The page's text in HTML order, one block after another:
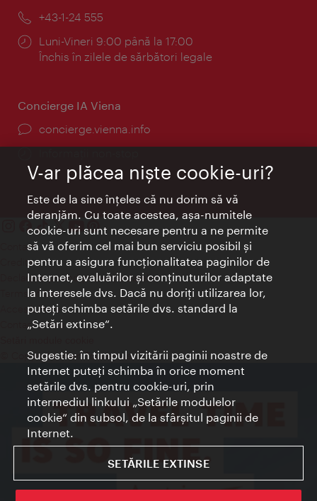
Telefon:
+43-1-24 555
Program:
Luni-Vineri 9:00 până la 17:00
Închis în zilele de sărbători legale
Concierge IA Viena
concierge.vienna.info
Contact
Credits
Declaraţie privind protecţia datelor
Terms of Use
Accesibilitate
Contact presa
© Copyright Wien Tourismus
V-ar plăcea nişte cookie-uri?
Este de la sine înţeles că nu dorim să vă
deranjăm. Cu toate acestea, aşa-numitele
cookie-uri sunt necesare pentru a ne permite
să vă oferim cel mai bun serviciu posibil şi
pentru a asigura funcţionalitatea paginilor de
Internet, evaluărilor şi conţinuturilor adaptate
la interesele dvs. Dacă nu doriţi utilizarea lor,
puteţi schimba setările dvs. standard la
„Setări extinse“.
Sugestie: în timpul vizitării paginii noastre de
Internet puteţi schimba în orice moment
setările dvs. pentru cookie-uri, prin
intermediul linkului „Setările modulelor
cookie“ din subsol, de la sfârşitul paginii de
Internet.
SETĂRILE EXTINSE